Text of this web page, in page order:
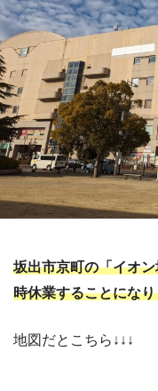
坂出市京町の「イオ
時休業することにな
地図だとこちら↓↓↓